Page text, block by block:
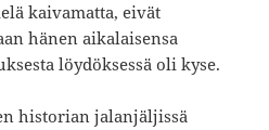
kaivamatta, eivät
hänen aikalaisensa
löydöksessä oli kyse.
historian jalanjäljissä